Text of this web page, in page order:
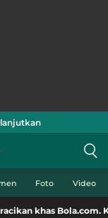
Foto Video
Klik di sini!